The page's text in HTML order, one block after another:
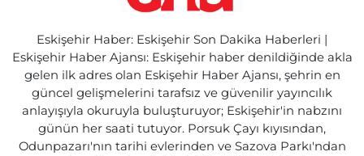
Eskişehir Haber: Eskişehir Son Dakika Haberleri |
Eskişehir Haber Ajansı: Eskişehir haber denildiğinde akla
gelen ilk adres olan Eskişehir Haber Ajansı, şehrin en
güncel gelişmelerini tarafsız ve güvenilir yayıncılık
anlayışıyla okuruyla buluşturuyor; Eskişehir'in nabzını
günün her saati tutuyor. Porsuk Çayı kıyısından,
Odunpazarı'nın tarihi evlerinden ve Sazova Parkı'ndan